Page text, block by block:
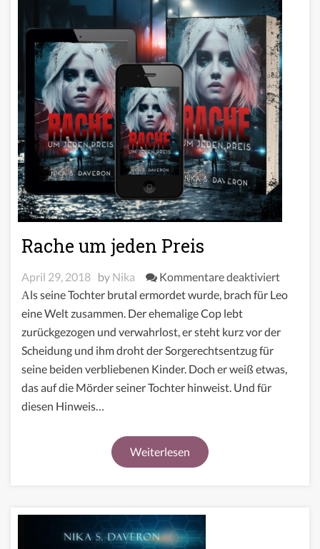
Rache um jeden Preis
April 29, 2018 by Nika Kommentare deaktiviertfür
Rache
jeden
Als seine Tochter brutal ermordet wurde, brach für Leo
eine Welt zusammen. Der ehemalige Cop lebt
zurückgezogen und verwahrlost, er steht kurz vor der
Scheidung und ihm droht der Sorgerechtsentzug für
seine beiden verbliebenen Kinder. Doch er weiß etwas,
das auf die Mörder seiner Tochter hinweist. Und für
diesen Hinweis…
Weiterlesen